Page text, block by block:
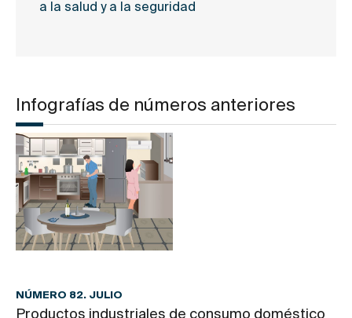
a la salud y a la seguridad
Infografías de números anteriores
NÚMERO 82. JULIO
Productos industriales de consumo doméstico